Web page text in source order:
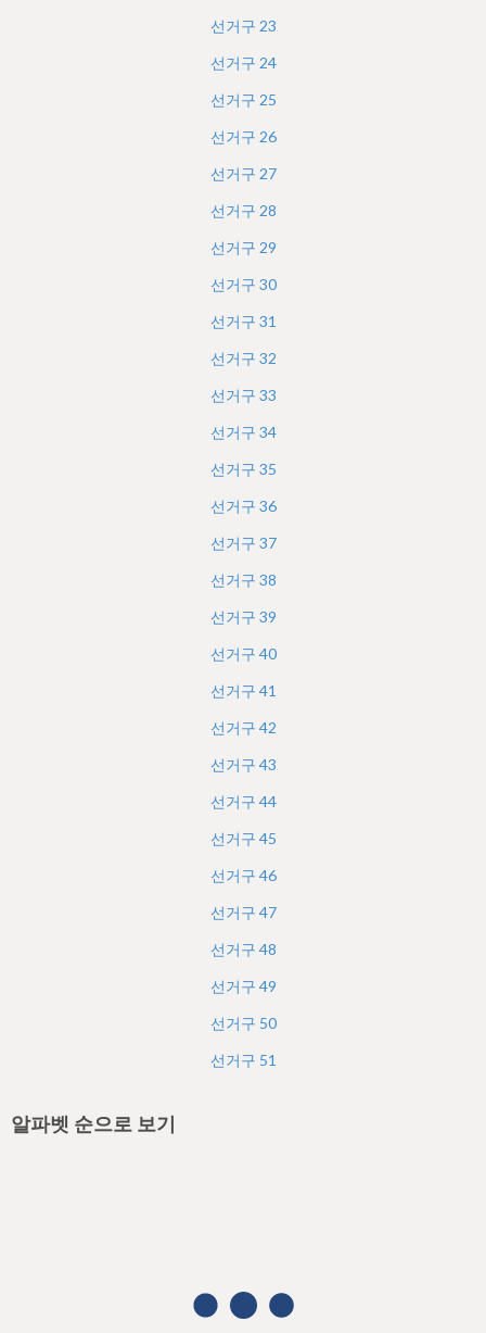
선거구 23
선거구 24
선거구 25
선거구 26
선거구 27
선거구 28
선거구 29
선거구 30
선거구 31
선거구 32
선거구 33
선거구 34
선거구 35
선거구 36
선거구 37
선거구 38
선거구 39
선거구 40
선거구 41
선거구 42
선거구 43
선거구 44
선거구 45
선거구 46
선거구 47
선거구 48
선거구 49
선거구 50
선거구 51
알파벳 순으로 보기